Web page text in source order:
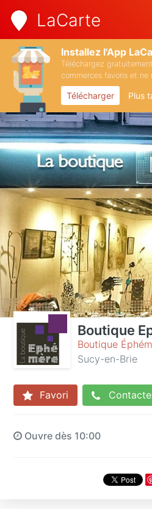
LaCarte
Installez l'App
Téléchargez
commerces favoris et ne
Télécharger Plus
Boutique
Boutique
Sucy-en-Brie
Favori
Ouvre dès 10:00